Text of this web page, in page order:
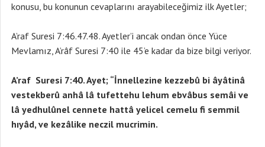
konusu, bu konunun cevaplarını arayabileceğimiz ilk Ayetler;
A’raf Suresi 7:46.47.48. Ayetler’i ancak ondan önce Yüce
Mevlamız, A’râf Suresi 7:40 ile 45’e kadar da bize bilgi veriyor.
A’raf Suresi 7:40. Ayet; “İnnellezine kezzebû bi âyâtinâ
vestekberû anhâ lâ tufettehu lehum ebvâbus semâi ve
lâ yedhulûnel cennete hattâ yelicel cemelu fi semmil
hıyâd, ve kezâlike neczil mucrimin.